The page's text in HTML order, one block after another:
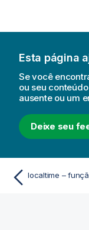
Esta página
Se você
ou seu
ausente ou um
Deixe seu